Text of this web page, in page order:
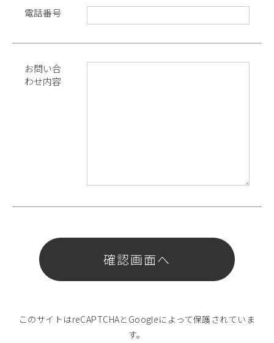
電話番号
お問い合
わせ内容
このサイトはreCAPTCHAとGoogleによって保護されていま
す。